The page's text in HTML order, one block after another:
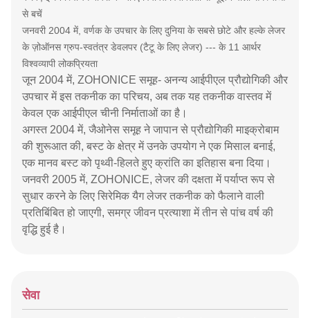
से बचें
जनवरी 2004 में, वर्णक के उपचार के लिए दुनिया के सबसे छोटे और हल्के लेजर
के ज़ोऑनस ग्रुप-स्वतंत्र डेवलपर (टैटू के लिए लेजर) --- के 11 आर्थर
विश्वव्यापी लोकप्रियता
जून 2004 में, ZOHONICE समूह- अनन्य आईपीएल प्रौद्योगिकी और
उपचार में इस तकनीक का परिचय, अब तक यह तकनीक वास्तव में
केवल एक आईपीएल चीनी निर्माताओं का है।
अगस्त 2004 में, जैओनेस समूह ने जापान से प्रौद्योगिकी माइक्रोबाम
की शुरूआत की, बस्ट के क्षेत्र में उनके उपयोग ने एक मिसाल बनाई,
एक मानव बस्ट को पृथ्वी-हिलते हुए क्रांति का इतिहास बना दिया।
जनवरी 2005 में, ZOHONICE, लेजर की दक्षता में पर्याप्त रूप से
सुधार करने के लिए सिरेमिक यैग लेजर तकनीक को फैलाने वाली
प्रतिबिंबित हो जाएगी, समग्र जीवन प्रत्याशा में तीन से पांच वर्ष की
वृद्धि हुई है।
सेवा